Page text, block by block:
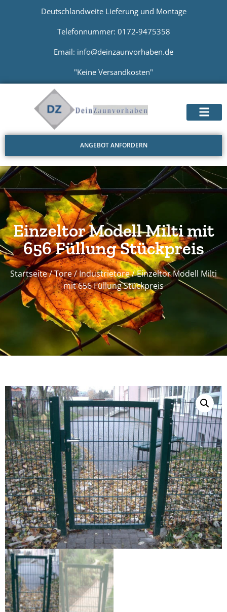
Deutschlandweite Lieferung und Montage
Telefonnummer: 0172-9475358
Email: info@deinzaunvorhaben.de
"Keine Versandkosten"
ANGEBOT ANFORDERN
Einzeltor Modell Milti mit
656 Füllung Stückpreis
Startseite/Tore/Industrietore/ Einzeltor Modell Milti
mit 656 Füllung Stückpreis